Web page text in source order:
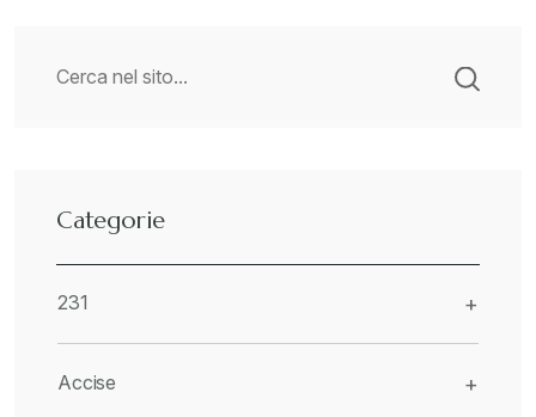
Categorie
231 +
Accise +